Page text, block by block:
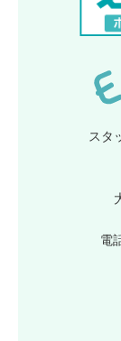
スタ
電